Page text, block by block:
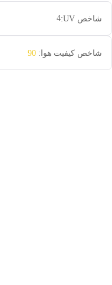
شاخص UV: 4
شاخص کیفیت هوا: 90